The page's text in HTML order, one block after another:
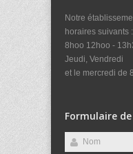
Notre
horaires suivants :
8hoo 12hoo -
Jeudi, Vendredi
et le mercredi de
Formulaire